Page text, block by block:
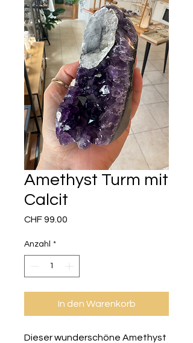
Amethyst Turm mit
Calcit
CHF 99.00
Anzahl *
In den Warenkorb
Dieser wunderschöne Amethyst